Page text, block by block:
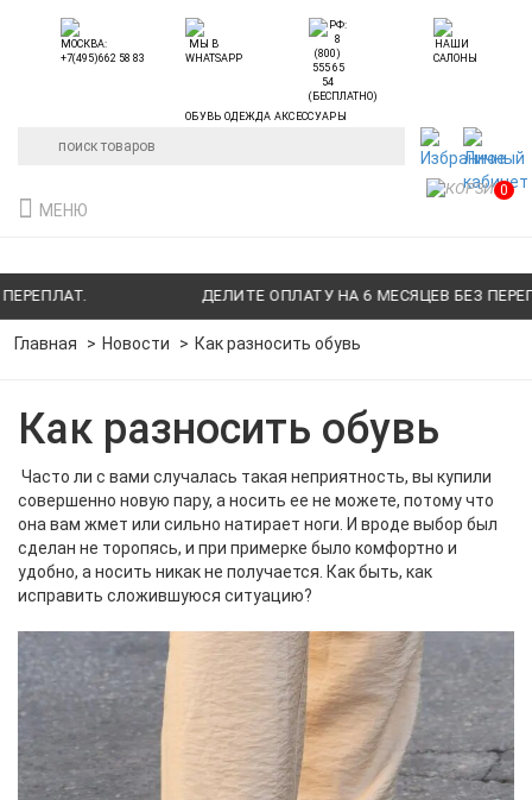
ДЕЛИТЕ ОПЛАТУ НА 6 МЕСЯЦЕВ БЕЗ ПЕРЕПЛАТ.
ОБУВЬ ОДЕЖДА АКСЕССУАРЫ
МЕНЮ
0
Главная Новости Как разносить обувь
Как разносить обувь
Часто ли с вами случалась такая неприятность, вы купили
совершенно новую пару, а носить ее не можете, потому что
она вам жмет или сильно натирает ноги. И вроде выбор был
сделан не торопясь, и при примерке было комфортно и
удобно, а носить никак не получается. Как быть, как
исправить сложившуюся ситуацию?